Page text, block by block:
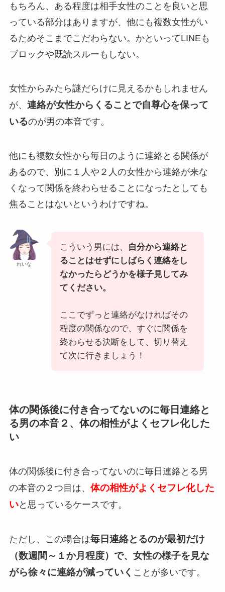
もちろん、ある程度は相手女性のことを良いと思
っている部分はありますが、他にも複数女性がい
るためそこまでこだわらない。かといってLINEも
ブロックや既読スルーもしない。
女性からみたら謎だらけに見えるかもしれません
が、 連絡が女性からくることで自尊心を保って
いるのが男の本音です。
他にも複数女性から毎日のように連絡とる関係が
あるので、別に１人や２人の女性から連絡が来な
くなって関係を終わらせることになったとしても
焦ることはないというわけですね。
れいな
こういう男には、
自分から連絡と
ることはせずにしばらく連絡をし
なかったらどうかを様子見してみ
てください。
ここでずっと連絡がなければその
程度の関係なので、すぐに関係を
終わらせる決断をして、切り替え
て次に行きましょう！
体の関係後に付き合ってないのに毎日連絡と
る男の本音２、体の相性がよくセフレ化した
い
体の関係後に付き合ってないのに毎日連絡とる男
の本音の２つ目は、 体の相性がよくセフレ化した
いと思っているケースです。
ただし、この場合は毎日連絡とるのが最初だけ
（数週間～１か月程度）で、女性の様子を見な
がら徐々に連絡が減っていく ことが多いです。